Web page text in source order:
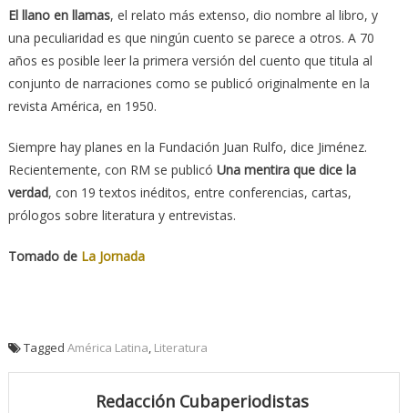
El llano en llamas, el relato más extenso, dio nombre al libro, y
una peculiaridad es que ningún cuento se parece a otros. A 70
años es posible leer la primera versión del cuento que titula al
conjunto de narraciones como se publicó originalmente en la
revista América, en 1950.
Siempre hay planes en la Fundación Juan Rulfo, dice Jiménez.
Recientemente, con RM se publicó Una mentira que dice la
verdad, con 19 textos inéditos, entre conferencias, cartas,
prólogos sobre literatura y entrevistas.
Tomado de La Jornada
Tagged América Latina Literatura
Redacción Cubaperiodistas